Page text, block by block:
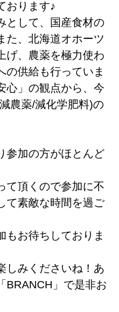
おります♪
として、国産食材の
た、北海道オホーツ
げ、農薬を極力使わ
の供給も行っていま
心」の観点から、今
農薬/減化学肥料)の
参加の方がほとんど
て頂くので参加に不
て素敵な時間を過ご
もお待ちしておりま
しみくださいね！あ
BRANCH」で是非お